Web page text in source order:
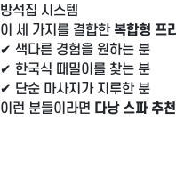
방석집 시스템
이 세 가지를 결합한 복합형 프
✔ 색다른 경험을 원하는 분
✔ 한국식 때밀이를 찾는 분
✔ 단순 마사지가 지루한 분
이런 분들이라면 다낭 스파 추